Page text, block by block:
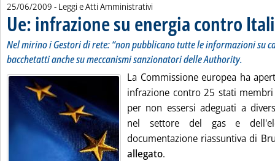
25/06/2009 - Leggi e Atti Amministrativi
Ue: infrazione su energia contro
Nel mirino i Gestori di rete: “non pubblicano tutte le informazioni su
bacchetatti anche su meccanismi sanzionatori delle Authority.
La Commissione europea ha
infrazione contro 25 stati
per non essersi adeguati a
nel settore del gas e
documentazione riassuntiva di
allegato.